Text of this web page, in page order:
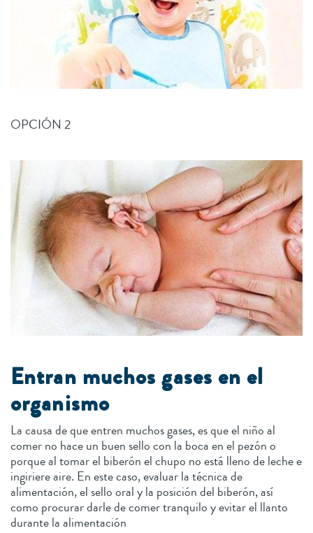
OPCIÓN 2
Entran muchos gases en el
organismo
La causa de que entren muchos gases, es que el niño al
comer no hace un buen sello con la boca en el pezón o
porque al tomar el biberón el chupo no está lleno de leche e
ingiriere aire. En este caso, evaluar la técnica de
alimentación, el sello oral y la posición del biberón, así
como procurar darle de comer tranquilo y evitar el llanto
durante la alimentación